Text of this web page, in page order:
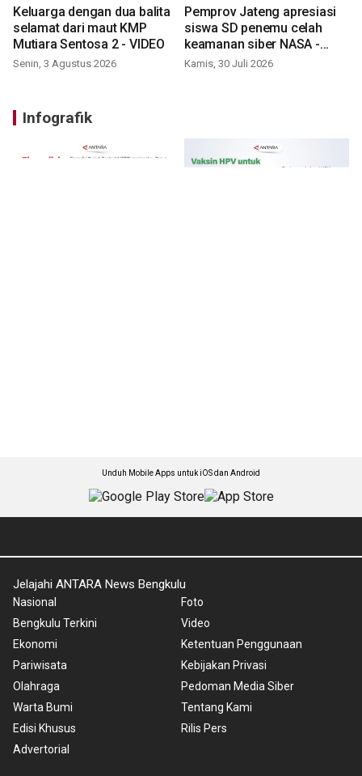
Keluarga dengan dua balita
selamat dari maut KMP
Mutiara Sentosa 2 - VIDEO
Senin, 3 Agustus 2026
Pemprov Jateng apresiasi
siswa SD penemu celah
keamanan siber NASA -
VIDEO
Kamis, 30 Juli 2026
Infografik
Unduh Mobile Apps untuk iOS dan Android
Jelajahi ANTARA News Bengkulu
Nasional
Bengkulu Terkini
Ekonomi
Pariwisata
Olahraga
Warta Bumi
Edisi Khusus
Advertorial
Foto
Video
Ketentuan Penggunaan
Kebijakan Privasi
Pedoman Media Siber
Tentang Kami
Rilis Pers